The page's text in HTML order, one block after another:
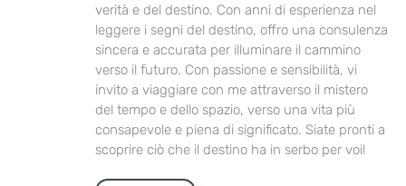
verità e del destino. Con anni di esperienza nel
leggere i segni del destino, offro una consulenza
sincera e accurata per illuminare il cammino
verso il futuro. Con passione e sensibilità, vi
invito a viaggiare con me attraverso il mistero
del tempo e dello spazio, verso una vita più
consapevole e piena di significato. Siate pronti a
scoprire ciò che il destino ha in serbo per voi!